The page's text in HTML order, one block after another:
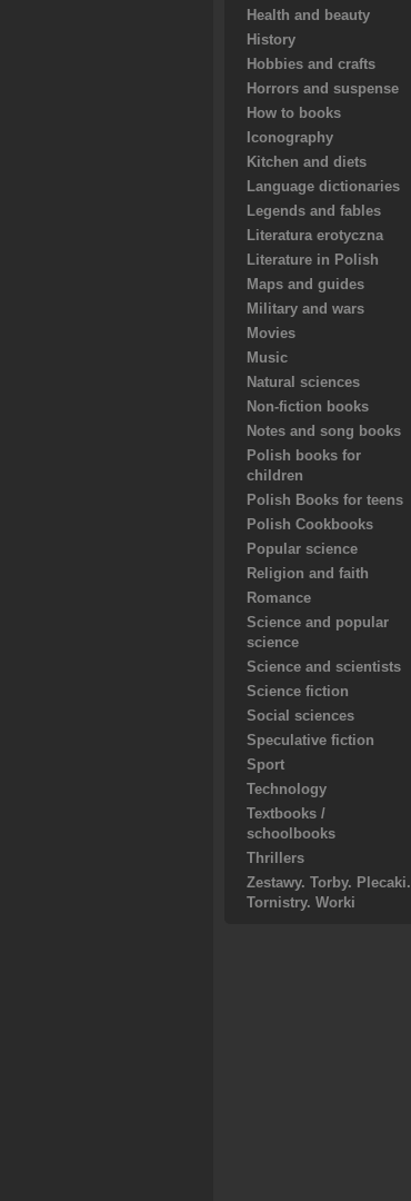
Health and beauty
History
Hobbies and crafts
Horrors and suspense
How to books
Iconography
Kitchen and diets
Language dictionaries
Legends and fables
Literatura erotyczna
Literature in Polish
Maps and guides
Military and wars
Movies
Music
Natural sciences
Non-fiction books
Notes and song books
Polish books for
children
Polish Books for teens
Polish Cookbooks
Popular science
Religion and faith
Romance
Science and popular
science
Science and scientists
Science fiction
Social sciences
Speculative fiction
Sport
Technology
Textbooks /
schoolbooks
Thrillers
Zestawy. Torby. Plecaki.
Tornistry. Worki